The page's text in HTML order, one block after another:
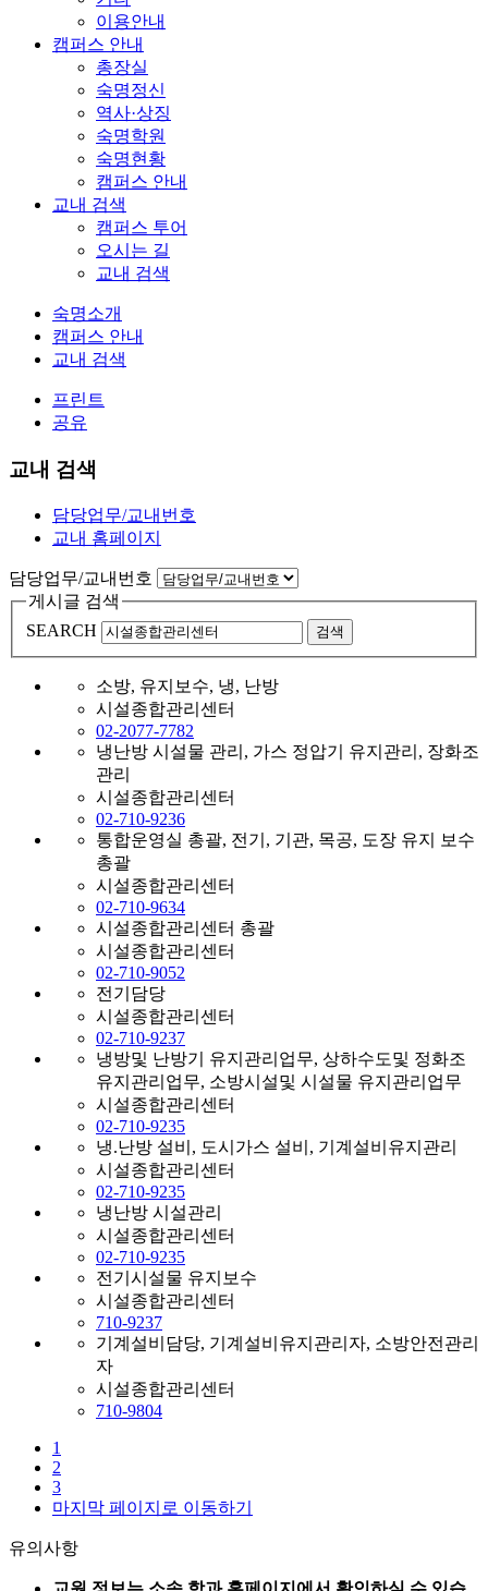
이용안내
캠퍼스 안내
총장실
숙명정신
역사·상징
숙명학원
숙명현황
캠퍼스 안내
교내 검색
캠퍼스 투어
오시는 길
교내 검색
숙명소개
캠퍼스 안내
교내 검색
프린트
공유
교내 검색
담당업무/교내번호
교내 홈페이지
담당업무/교내번호
게시글 검색
SEARCH
검색
소방, 유지보수, 냉, 난방
시설종합관리센터
02-2077-7782
냉난방 시설물 관리, 가스 정압기 유지관리, 장화조
관리
시설종합관리센터
02-710-9236
통합운영실 총괄, 전기, 기관, 목공, 도장 유지 보수
총괄
시설종합관리센터
02-710-9634
시설종합관리센터 총괄
시설종합관리센터
02-710-9052
전기담당
시설종합관리센터
02-710-9237
냉방및 난방기 유지관리업무, 상하수도및 정화조
유지관리업무, 소방시설및 시설물 유지관리업무
시설종합관리센터
02-710-9235
냉.난방 설비, 도시가스 설비, 기계설비유지관리
시설종합관리센터
02-710-9235
냉난방 시설관리
시설종합관리센터
02-710-9235
전기시설물 유지보수
시설종합관리센터
710-9237
기계설비담당, 기계설비유지관리자, 소방안전관리
자
시설종합관리센터
710-9804
1
2
3
마지막 페이지로 이동하기
유의사항